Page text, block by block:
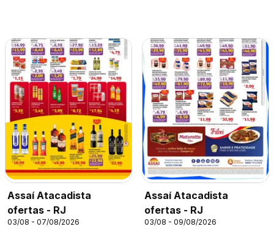
Assaí Atacadista
ofertas - RJ
03/08 - 07/08/2026
Assaí Atacadista
ofertas - RJ
03/08 - 09/08/2026